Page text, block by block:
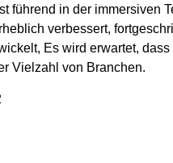
führend in der immersiven
verbessert,
Es wird erwartet,
Vielzahl von Branchen.